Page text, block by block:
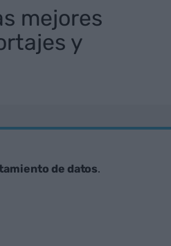
mejores
y
de datos.